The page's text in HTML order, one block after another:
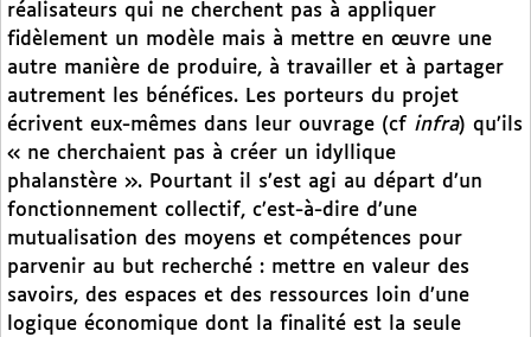
réalisateurs qui ne cherchent pas à appliquer
fidèlement un modèle mais à mettre en œuvre une
autre manière de produire, à travailler et à partager
autrement les bénéfices. Les porteurs du projet
écrivent eux-mêmes dans leur ouvrage (cf infra) qu’ils
« ne cherchaient pas à créer un idyllique
phalanstère ». Pourtant il s’est agi au départ d’un
fonctionnement collectif, c’est-à-dire d’une
mutualisation des moyens et compétences pour
parvenir au but recherché : mettre en valeur des
savoirs, des espaces et des ressources loin d’une
logique économique dont la finalité est la seule